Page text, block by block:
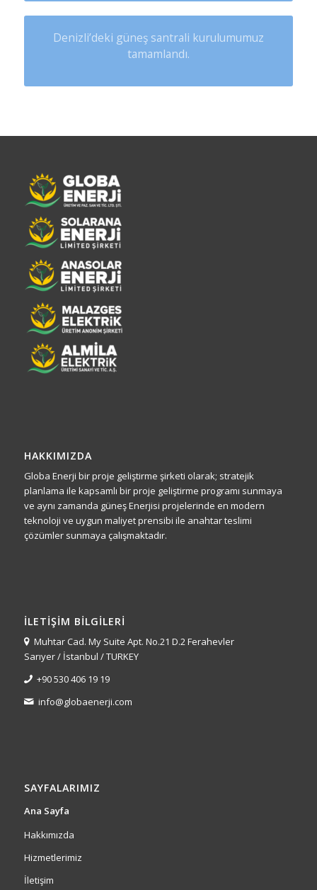
Denizli’deki güneş santrali kurulumumuz
tamamlandı.
HAKKIMIZDA
Globa Enerji bir proje geliştirme şirketi olarak; stratejik
planlama ile kapsamlı bir proje geliştirme programı sunmaya
ve aynı zamanda güneş Enerjisi projelerinde en modern
teknoloji ve uygun maliyet prensibi ile anahtar teslimi
çözümler sunmaya çalışmaktadır.
İLETIŞIM BILGILERI
Muhtar Cad. My Suite Apt. No.21 D.2 Ferahevler
Sarıyer / İstanbul / TURKEY
+90 530 406 19 19
info@globaenerji.com
SAYFALARIMIZ
Ana Sayfa
Hakkımızda
Hizmetlerimiz
İletişim